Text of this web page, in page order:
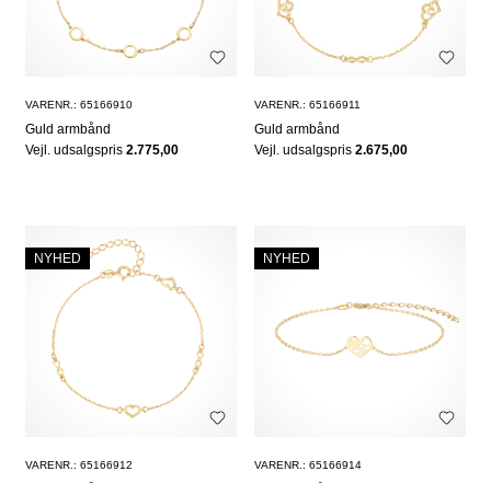
VARENR.: 65166910
Guld armbånd
Vejl. udsalgspris 2.775,00
VARENR.: 65166911
Guld armbånd
Vejl. udsalgspris2.675,00
NYHED
VARENR.: 65166912
NYHED
VARENR.: 65166914